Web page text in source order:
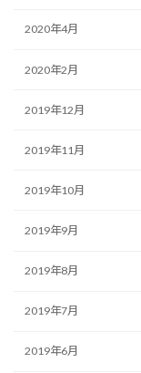
2020年4月
2020年2月
2019年12月
2019年11月
2019年10月
2019年9月
2019年8月
2019年7月
2019年6月